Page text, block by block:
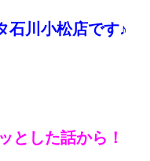
石川小松店です♪
とした話から！